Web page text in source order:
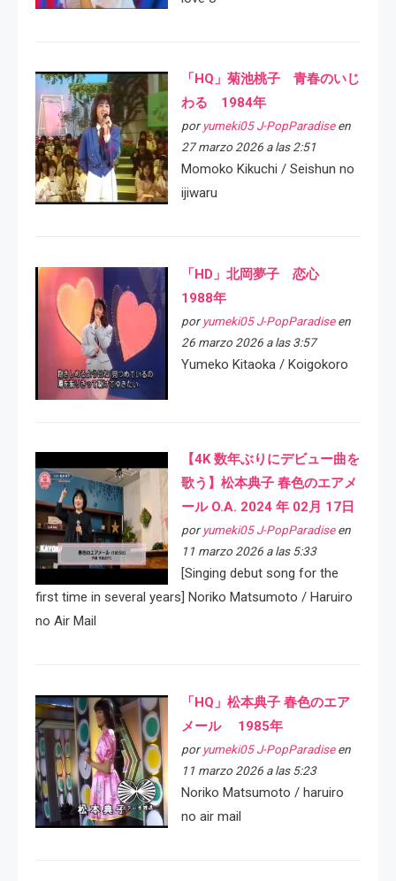
「HQ」菊池桃子 青春のいじ
わる 1984年
por yumeki05 J-PopParadiseen
27 marzo 2026 a las 2:51
Momoko Kikuchi / Seishun no
ijiwaru
「HD」北岡夢子 恋心
1988年
por yumeki05 J-PopParadiseen
26 marzo 2026 a las 3:57
Yumeko Kitaoka / Koigokoro
【4K 数年ぶりにデビュー曲を
歌う】松本典子 春色のエアメ
ール O.A. 2024 年 02月 17日
por yumeki05 J-PopParadiseen
11 marzo 2026 a las 5:33
[Singing debut song for the
first time in several years] Noriko Matsumoto / Haruiro
no Air Mail
「HQ」松本典子 春色のエア
メール 1985年
por yumeki05 J-PopParadiseen
11 marzo 2026 a las 5:23
Noriko Matsumoto / haruiro
no air mail